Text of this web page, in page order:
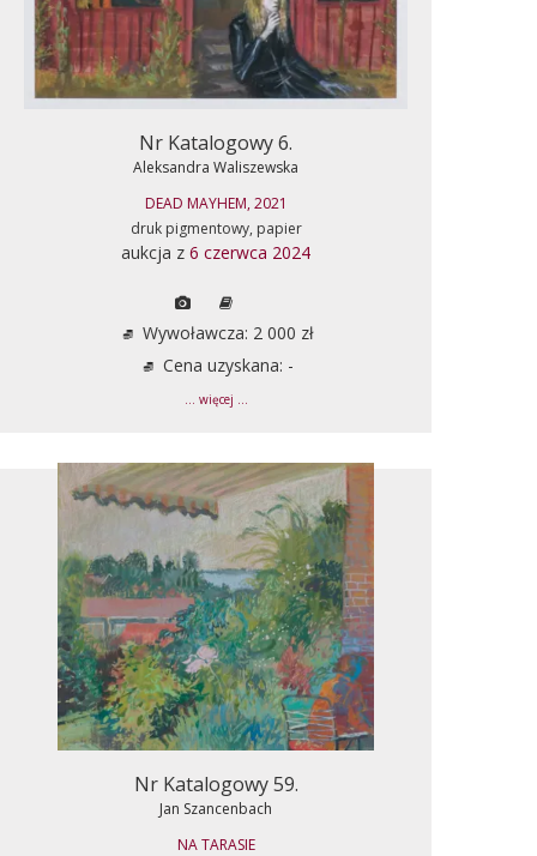
Nr Katalogowy 6.
Aleksandra Waliszewska
DEAD MAYHEM, 2021
druk pigmentowy, papier
aukcja z 6 czerwca 2024
Wywoławcza: 2 000 zł
Cena uzyskana: -
... więcej ...
Nr Katalogowy 59.
Jan Szancenbach
NA TARASIE